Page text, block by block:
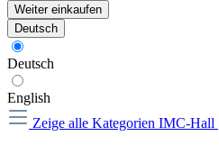
Weiter einkaufen
Deutsch
Deutsch
English
Zeige alle Kategorien IMC-Hall